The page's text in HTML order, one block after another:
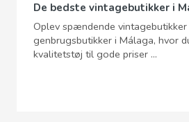
De bedste vintagebutikker i
Oplev spændende
genbrugsbutikker i Málaga, hvor
kvalitetstøj til gode priser ...